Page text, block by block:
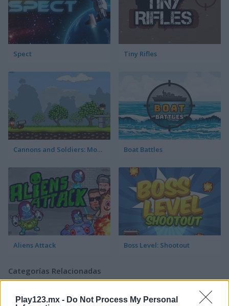
Play123.mx - Do Not Process My Personal
Spect Tiny Rifles
Cannons and Soldiers: Mountain Offense Boat Battles
Aliens Attack Boss Level: Shootout
Categorías Relacionadas
juegos de aviones